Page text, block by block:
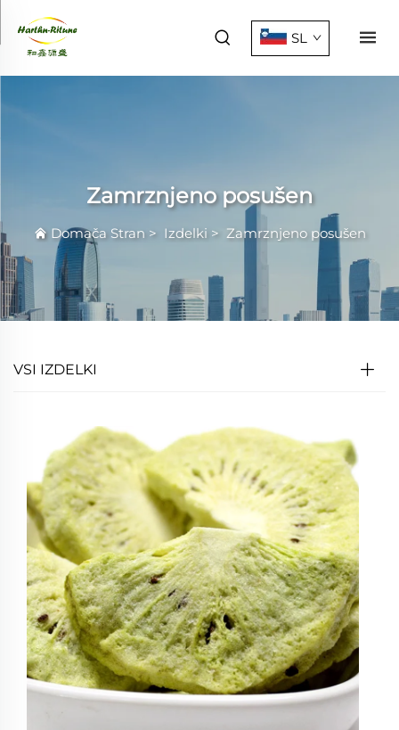
SL
Zamrznjeno posušen
Domača Stran > Izdelki > Zamrznjeno posušen
VSI IZDELKI